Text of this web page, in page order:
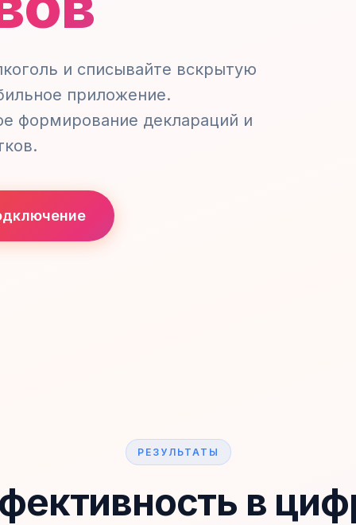
и списывайте вскрытую
приложение.
формирование деклараций и
РЕЗУЛЬТАТЫ
в